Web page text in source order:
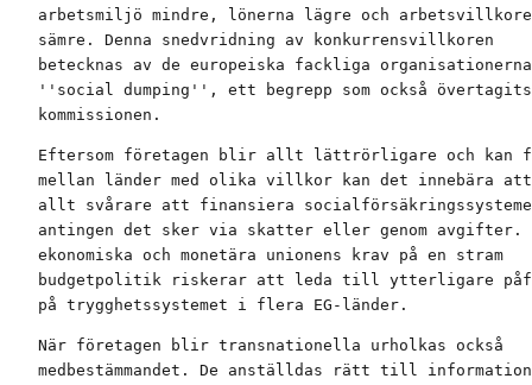
arbetsmiljö mindre, lönerna lägre och
sämre. Denna snedvridning av konkurrensvillkoren
betecknas av de europeiska fackliga organisationerna
''social dumping'', ett begrepp som också övertagits
kommissionen.
Eftersom företagen blir allt lättrörligare och kan
mellan länder med olika villkor kan det innebära
allt svårare att finansiera
antingen det sker via skatter eller genom avgifter.
ekonomiska och monetära unionens krav på en stram
budgetpolitik riskerar att leda till ytterligare
på trygghetssystemet i flera EG-länder.
När företagen blir transnationella urholkas också
medbestämmandet. De anställdas rätt till